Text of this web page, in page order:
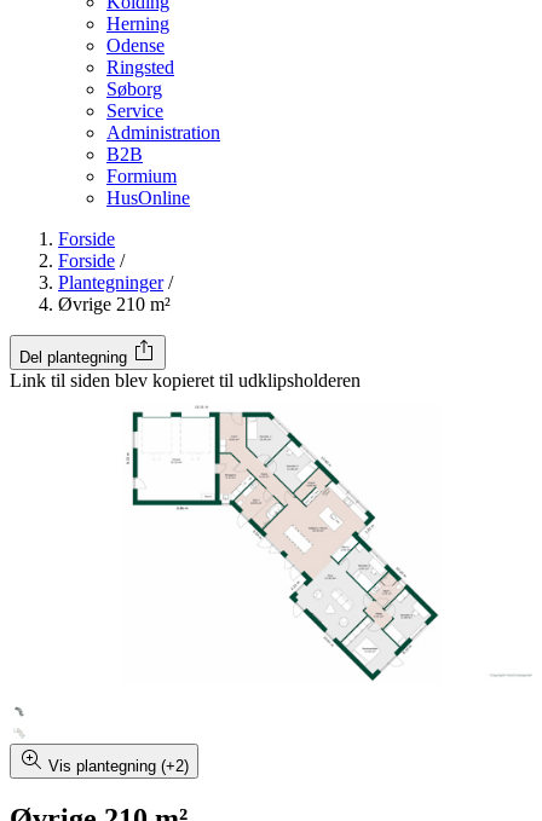
Herning
Odense
Ringsted
Søborg
Service
Administration
B2B
Formium
HusOnline
Forside
Forside /
Plantegninger /
Øvrige 210 m²
Del plantegning
Link til siden blev kopieret til udklipsholderen
Vis plantegning (+2)